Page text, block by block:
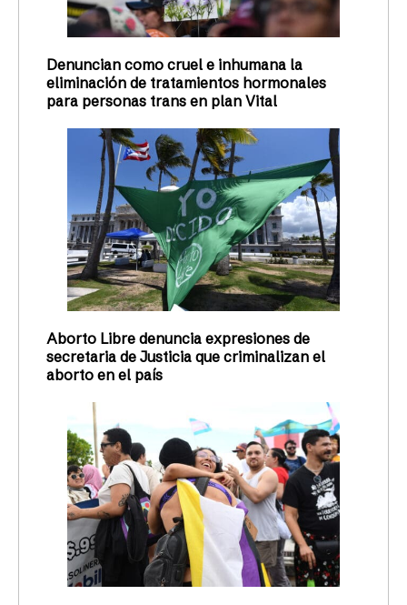
Denuncian como cruel e inhumana la
eliminación de tratamientos hormonales
para personas trans en plan Vital
Aborto Libre denuncia expresiones de
secretaria de Justicia que criminalizan el
aborto en el país